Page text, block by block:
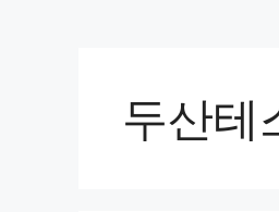
두산테